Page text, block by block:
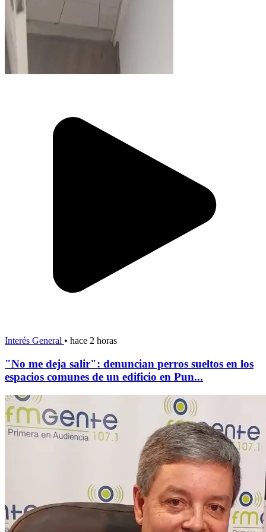
Interés General • hace 2 horas
"No me deja salir": denuncian perros sueltos en los
espacios comunes de un edificio en Pun...